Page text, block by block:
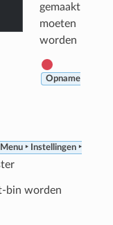
gemaakt
moeten
worden
Opname
Menu ‣ Instellingen ‣
bin worden